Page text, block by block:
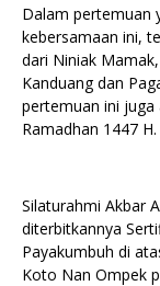
Dalam pertemuan
kebersamaan ini,
dari Niniak
Kanduang dan
pertemuan ini
Ramadhan 1447 H.
Silaturahmi Akbar
diterbitkannya
Payakumbuh di
Koto Nan Ompek